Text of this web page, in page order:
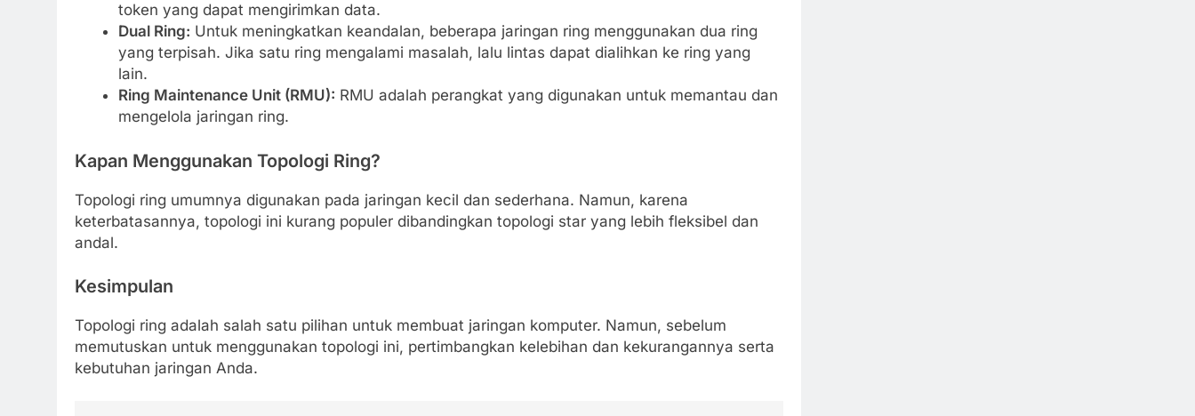
token yang dapat mengirimkan data.
Dual Ring: Untuk meningkatkan keandalan, beberapa jaringan ring menggunakan dua ring
yang terpisah. Jika satu ring mengalami masalah, lalu lintas dapat dialihkan ke ring yang
lain.
Ring Maintenance Unit (RMU): RMU adalah perangkat yang digunakan untuk memantau dan
mengelola jaringan ring.
Kapan Menggunakan Topologi Ring?
Topologi ring umumnya digunakan pada jaringan kecil dan sederhana. Namun, karena
keterbatasannya, topologi ini kurang populer dibandingkan topologi star yang lebih fleksibel dan
andal.
Kesimpulan
Topologi ring adalah salah satu pilihan untuk membuat jaringan komputer. Namun, sebelum
memutuskan untuk menggunakan topologi ini, pertimbangkan kelebihan dan kekurangannya serta
kebutuhan jaringan Anda.